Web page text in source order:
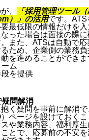
、
「採用管理ツール
）」の活用です。ATS
最低限の情報だけを
った場合は面接の際
また、ATSは自動で
ため、企業側の業務負
を進めることができま
ム
を提供
疑問解消
く疑問を事前に解消で
ページを設けておく
や業務内容、福利厚
とで、応募前の不安